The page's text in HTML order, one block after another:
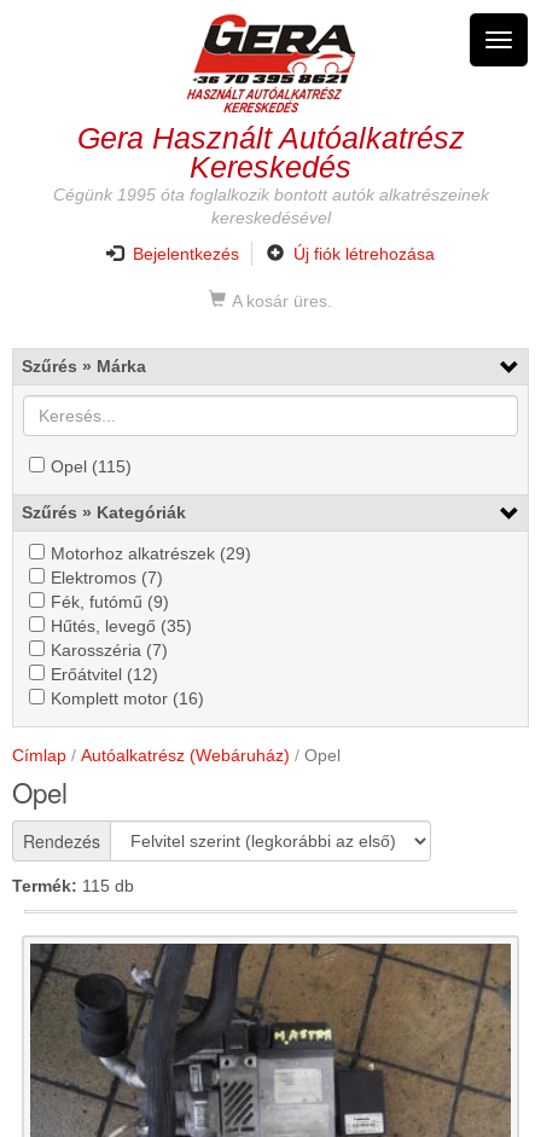
Gera Használt Autóalkatrész
Kereskedés
Cégünk 1995 óta foglalkozik bontott autók alkatrészeinek
kereskedésével
Bejelentkezés
Új fiók létrehozása
A kosár üres.
Szűrés » Márka
Opel
szűrő
alkalmazása
Opel (115)
szűrő
alkalmazása
Szűrés » Kategóriák
Motorhoz
alkatrészek
szűrő
alkalmazása
Motorhoz alkatrészek (29)
Elektromos
szűrő
alkalmazása
Elektromos (7)
szűrő
alkalmazása
Fék,
futómű
szűrő
alkalmazása
Fék, futómű (9)
futómű
Hűtés,
levegő
szűrő
alkalmazása
Hűtés, levegő (35)
alkalmazása
Karosszéria
szűrő
alkalmazása
Karosszéria (7)
alkalmazása
Erőátvitel
szűrő
alkalmazása
Erőátvitel (12)
szűrő
alkalmazása
Komplett
motor
szűrő
alkalmazása
Komplett motor (16)
motor
szűrő
alkalmazása
Címlap Autóalkatrész (Webáruház) Opel
Opel
Rendezés
Termék: 115 db